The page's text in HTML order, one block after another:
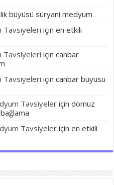
büyüsü süryani medyum
Tavsiyeleri içinen etkili
Tavsiyeleri içincanbar
Tavsiyeleri içincanbar büyüsü
Tavsiyeler içindomuz
Tavsiyeler içinen etkili